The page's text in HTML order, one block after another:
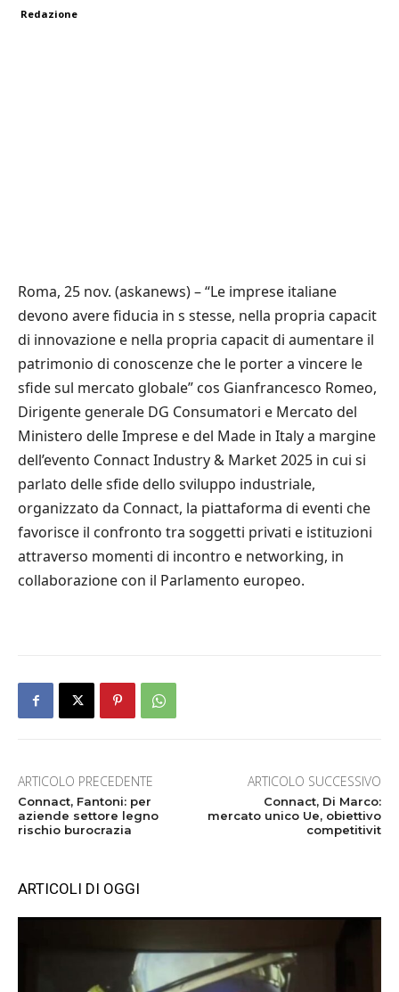
Redazione
Roma, 25 nov. (askanews) – “Le imprese italiane
devono avere fiducia in s stesse, nella propria capacit
di innovazione e nella propria capacit di aumentare il
patrimonio di conoscenze che le porter a vincere le
sfide sul mercato globale” cos Gianfrancesco Romeo,
Dirigente generale DG Consumatori e Mercato del
Ministero delle Imprese e del Made in Italy a margine
dell’evento Connact Industry & Market 2025 in cui si
parlato delle sfide dello sviluppo industriale,
organizzato da Connact, la piattaforma di eventi che
favorisce il confronto tra soggetti privati e istituzioni
attraverso momenti di incontro e networking, in
collaborazione con il Parlamento europeo.
ARTICOLO PRECEDENTE
Connact, Fantoni: per
aziende settore legno
rischio burocrazia
ARTICOLO SUCCESSIVO
Connact, Di Marco:
mercato unico Ue, obiettivo
competitivit
ARTICOLI DI OGGI